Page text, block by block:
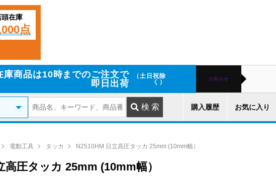
頭在庫
点
庫商品は10時までのご注文で
即日出荷
（土日祝除
く）
お知らせ
購入履歴 お気に入り
電動工具 タッカ N2510HM 日立高圧タッカ 25mm (10mm幅）
高圧タッカ 25mm (10mm幅）